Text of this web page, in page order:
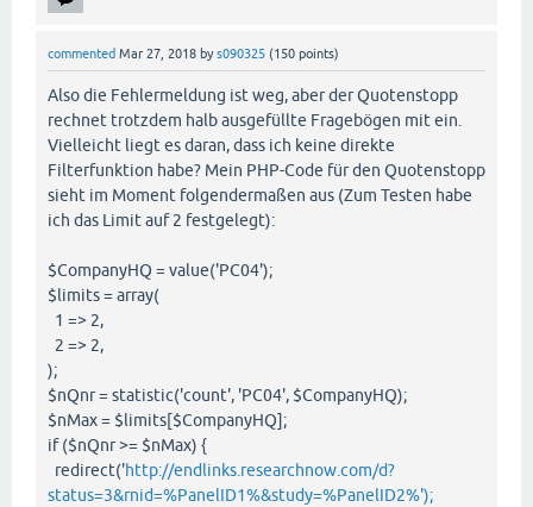
commented Mar 27, 2018 bys090325 (150 points)
Also die Fehlermeldung ist weg, aber der Quotenstopp
rechnet trotzdem halb ausgefüllte Fragebögen mit ein.
Vielleicht liegt es daran, dass ich keine direkte
Filterfunktion habe? Mein PHP-Code für den Quotenstopp
sieht im Moment folgendermaßen aus (Zum Testen habe
ich das Limit auf 2 festgelegt):
$CompanyHQ = value('PC04');
$limits = array(
1 => 2,
2 => 2,
);
$nQnr = statistic('count', 'PC04', $CompanyHQ);
$nMax = $limits[$CompanyHQ];
if ($nQnr >= $nMax) {
redirect('http://endlinks.researchnow.com/d?
status=3&rnid=%PanelID1%&study=%PanelID2%');